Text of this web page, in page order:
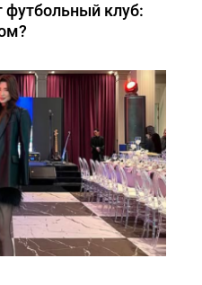
футбольный клуб: